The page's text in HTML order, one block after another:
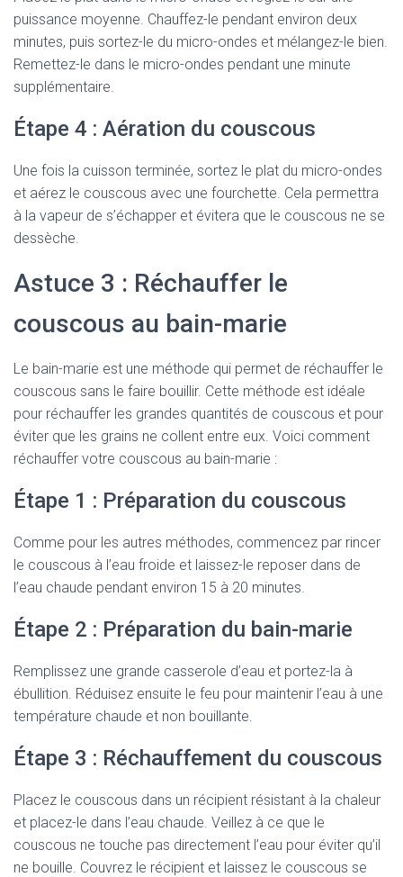
puissance moyenne. Chauffez-le pendant environ deux
minutes, puis sortez-le du micro-ondes et mélangez-le bien.
Remettez-le dans le micro-ondes pendant une minute
supplémentaire.
Étape 4 : Aération du couscous
Une fois la cuisson terminée, sortez le plat du micro-ondes
et aérez le couscous avec une fourchette. Cela permettra
à la vapeur de s’échapper et évitera que le couscous ne se
dessèche.
Astuce 3 : Réchauffer le
couscous au bain-marie
Le bain-marie est une méthode qui permet de réchauffer le
couscous sans le faire bouillir. Cette méthode est idéale
pour réchauffer les grandes quantités de couscous et pour
éviter que les grains ne collent entre eux. Voici comment
réchauffer votre couscous au bain-marie :
Étape 1 : Préparation du couscous
Comme pour les autres méthodes, commencez par rincer
le couscous à l’eau froide et laissez-le reposer dans de
l’eau chaude pendant environ 15 à 20 minutes.
Étape 2 : Préparation du bain-marie
Remplissez une grande casserole d’eau et portez-la à
ébullition. Réduisez ensuite le feu pour maintenir l’eau à une
température chaude et non bouillante.
Étape 3 : Réchauffement du couscous
Placez le couscous dans un récipient résistant à la chaleur
et placez-le dans l’eau chaude. Veillez à ce que le
couscous ne touche pas directement l’eau pour éviter qu’il
ne bouille. Couvrez le récipient et laissez le couscous se